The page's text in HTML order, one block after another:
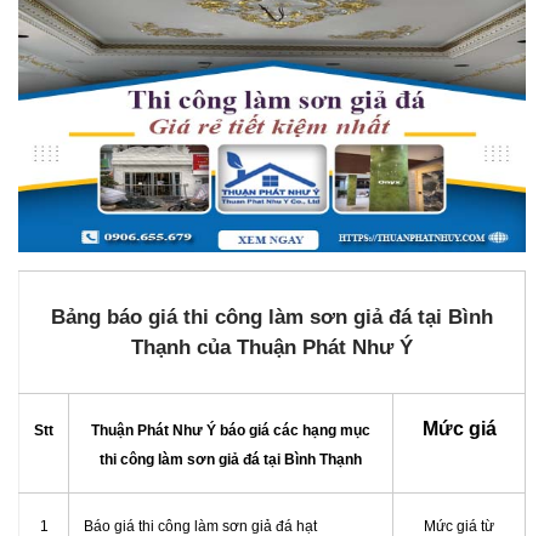
Bảng báo giá thi công làm sơn giả đá tại Bình
Thạnh của Thuận Phát Như Ý
Stt
Thuận Phát Như Ý báo giá các hạng mục
thi công làm sơn giả đá tại Bình Thạnh
Mức giá
1 Báo giá thi công làm sơn giả đá hạt
Mức giá từ